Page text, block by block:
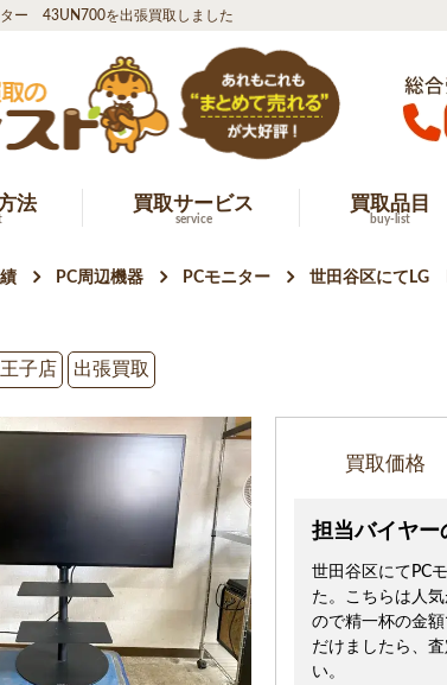
ー 43UN700を出張買取しました
法 買取サービス
service
買取品目
buy-list
PC周辺機器 PCモニター 世田谷区にてLG
子店 出張買取
買取価格
担当バイヤー
世田谷区にてPC
た。こちらは人
ので精一杯の金
だけましたら、
い。